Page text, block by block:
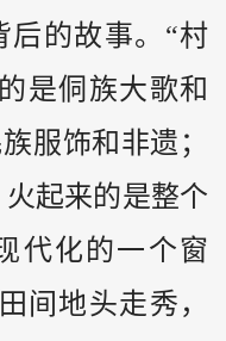
后的故事。“村
是侗族大歌和
服饰和非遗；
起来的是整个
代化的一个窗
间地头走秀，